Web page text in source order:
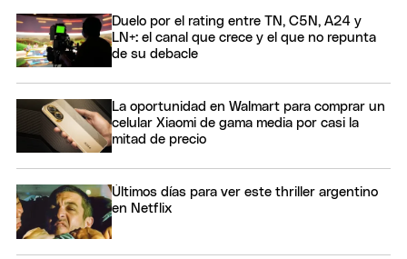
Duelo por el rating entre TN, C5N, A24 y
LN+: el canal que crece y el que no repunta
de su debacle
La oportunidad en Walmart para comprar un
celular Xiaomi de gama media por casi la
mitad de precio
Últimos días para ver este thriller argentino
en Netflix